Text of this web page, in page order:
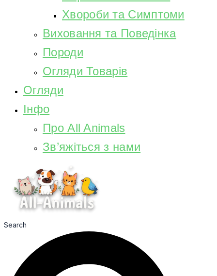
Хвороби та Симптоми
Виховання та Поведінка
Породи
Огляди Товарів
Огляди
Інфо
Про All Animals
Зв’яжіться з нами
Search